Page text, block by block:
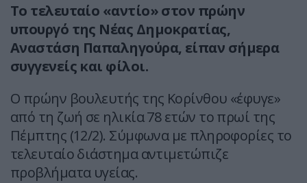
Το τελευταίο «αντίο» στον πρώην
υπουργό της Νέας Δημοκρατίας,
Αναστάση Παπαληγούρα, είπαν σήμερα
συγγενείς και φίλοι.
Ο πρώην βουλευτής της Κορίνθου «έφυγε»
από τη ζωή σε ηλικία 78 ετών το πρωί της
Πέμπτης (12/2). Σύμφωνα με πληροφορίες το
τελευταίο διάστημα αντιμετώπιζε
προβλήματα υγείας.